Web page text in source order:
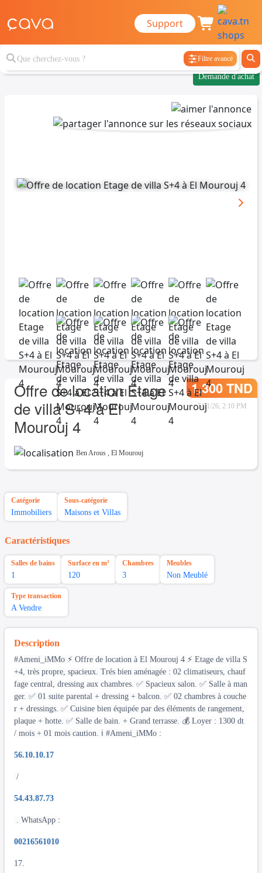
Support
Filtre avancé
Demande d'achat
Offre de location Etage
de villa S+4 à El
Mourouj 4
1.300 TND
5/21/26, 2:10 PM
Ben Arous , El Mourouj
Catégorie
Immobiliers
Sous-catégorie
Maisons et Villas
Caractéristiques
Salles de bains
1
Surface en m²
120
Chambres
3
Meubles
Non Meublé
Type transaction
A Vendre
Description
#Ameni_iMMo ⚡️ Offre de location à El Mourouj 4 ⚡️ Etage de villa S
+4, très propre, spacieux. Trés bien aménagée : 02 climatiseurs, chauf
fage central, dressing aux chambres. ✅ Spacieux salon. ✅ Salle à man
ger. ✅ 01 suite parental + dressing + balcon. ✅ 02 chambres à couche
r + dressings. ✅ Cuisine bien équipée par des éléments de rangement,
plaque + hotte. ✅ Salle de bain. + Grand terrasse. 💰 Loyer : 1300 dt
/ mois + 01 mois caution. ℹ️ #Ameni_iMMo :
56.10.10.17
/
54.43.87.73
. WhatsApp :
00216561010
17.